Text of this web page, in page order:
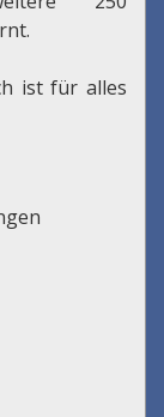
ist für alles